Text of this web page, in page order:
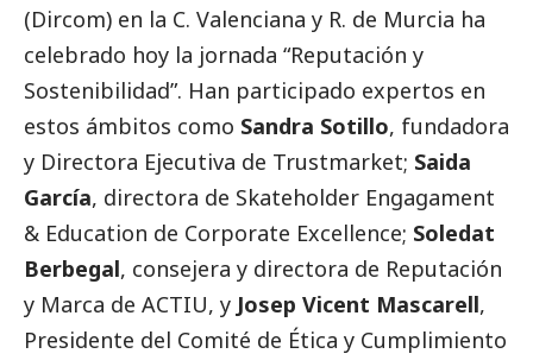
(Dircom) en la C. Valenciana y R. de Murcia ha
celebrado hoy la jornada “Reputación y
Sostenibilidad”. Han participado expertos en
estos ámbitos como Sandra Sotillo, fundadora
y Directora Ejecutiva de Trustmarket; Saida
García, directora de Skateholder Engagament
& Education de Corporate Excellence; Soledat
Berbegal, consejera y directora de Reputación
y Marca de ACTIU, y Josep Vicent Mascarell,
Presidente del Comité de Ética y Cumplimiento